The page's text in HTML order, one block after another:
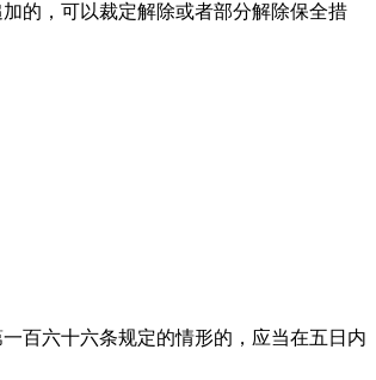
的，可以裁定解除或者部分解除保全措
百六十六条规定的情形的，应当在五日内